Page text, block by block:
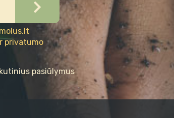
privatumo
pasiūlymus